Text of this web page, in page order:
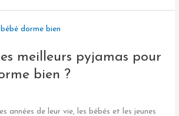
meilleurs pyjamas pour
bien ?
années de leur vie, les bébés et les jeunes